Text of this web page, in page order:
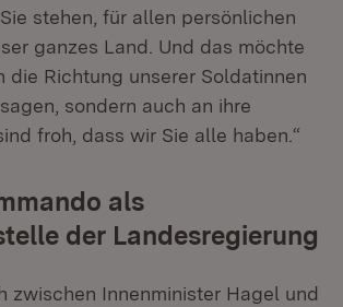
stehen, für allen persönlichen
ganzes Land. Und das möchte
die Richtung unserer Soldatinnen
sondern auch an ihre
froh, dass wir Sie alle haben.“
als
der Landesregierung
zwischen Innenminister Hagel und